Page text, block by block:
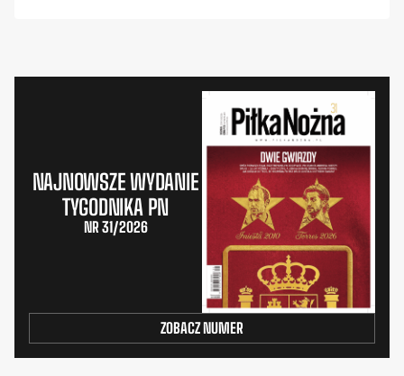
NAJNOWSZE WYDANIE
TYGODNIKA PN
NR 31/2026
ZOBACZ NUMER